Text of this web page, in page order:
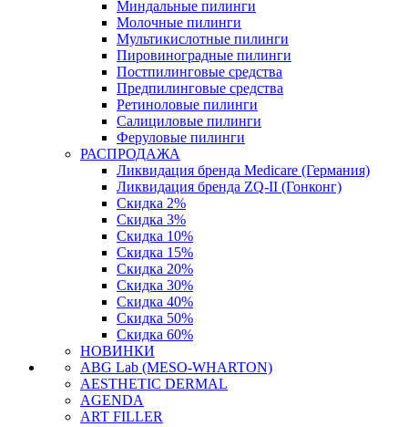
Миндальные пилинги
Молочные пилинги
Мультикислотные пилинги
Пировиноградные пилинги
Постпилинговые средства
Предпилинговые средства
Ретиноловые пилинги
Салициловые пилинги
Феруловые пилинги
РАСПРОДАЖА
Ликвидация бренда Medicare (Германия)
Ликвидация бренда ZQ-II (Гонконг)
Скидка 2%
Скидка 3%
Скидка 10%
Скидка 15%
Скидка 20%
Скидка 30%
Скидка 40%
Скидка 50%
Скидка 60%
НОВИНКИ
ABG Lab (MESO-WHARTON)
AESTHETIC DERMAL
AGENDA
ART FILLER